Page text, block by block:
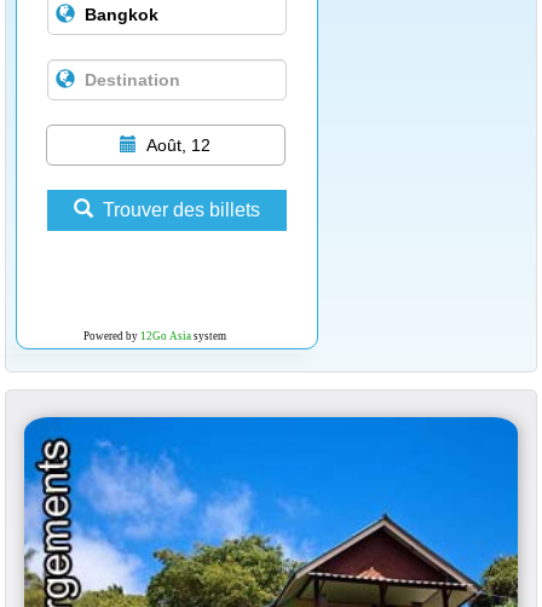
Août, 12
Trouver des billets
Powered by 12Go Asiasystem